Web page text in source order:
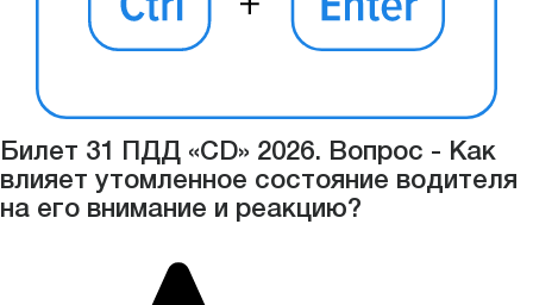
Билет 31 ПДД «CD» 2026. Вопрос - Как
влияет утомленное состояние водителя
на его внимание и реакцию?